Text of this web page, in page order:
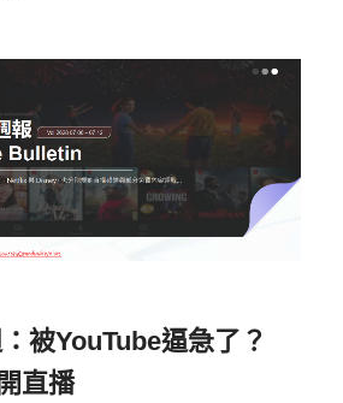
被YouTube逼急了？
直播